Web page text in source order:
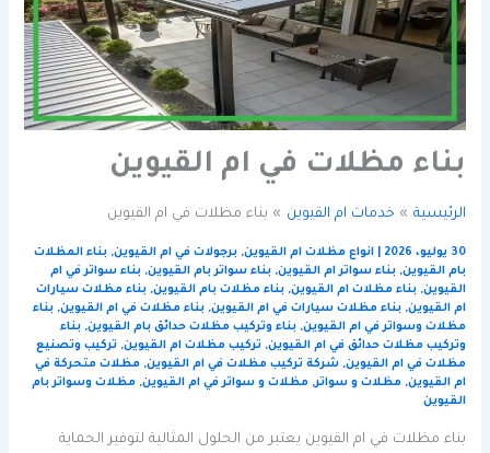
بناء مظلات في ام القيوين
الرئيسية خدمات ام القيوين بناء مظلات في ام القيوين
30 يوليو، 2026 |انواع مظلات ام القيوين,برجولات في ام القيوين,بناء المظلات
بام القيوين,بناء سواتر ام القيوين,بناء سواتر بام القيوين,بناء سواتر في ام
القيوين,بناء مظلات ام القيوين,بناء مظلات بام القيوين,بناء مظلات سيارات
ام القيوين,بناء مظلات سيارات في ام القيوين,بناء مظلات في ام القيوين,بناء
مظلات وسواتر في ام القيوين,بناء وتركيب مظلات حدائق بام القيوين,بناء
وتركيب مظلات حدائق في ام القيوين,تركيب مظلات ام القيوين,تركيب وتصنيع
مظلات في ام القيوين,شركة تركيب مظلات في ام القيوين, مظلات متحركة في
ام القيوين, مظلات و سواتر, مظلات و سواتر في ام القيوين, مظلات وسواتر بام
القيوين
بناء مظلات في ام القيوين يعتبر من الحلول المثالية لتوفير الحماية